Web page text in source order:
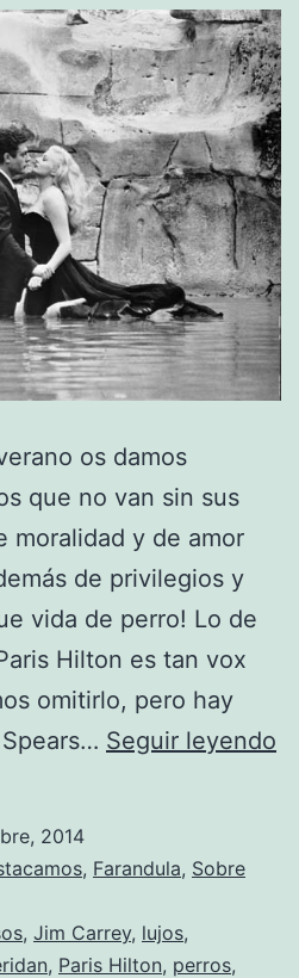
os damos
que no van sin sus
moralidad y de amor
de privilegios y
vida de perro! Lo de
Hilton es tan vox
omitirlo, pero hay
Seguir leyendo
2014
, Farandula, Sobre
, Jim Carrey, lujos,
, Paris Hilton, perros,